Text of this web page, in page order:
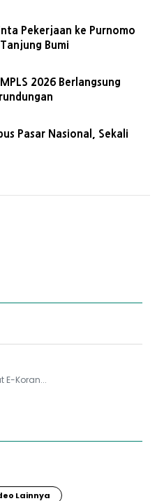
Pekerjaan ke Purnomo
Bumi
2026 Berlangsung
Pasar Nasional, Sekali
E-Koran...
Lainnya